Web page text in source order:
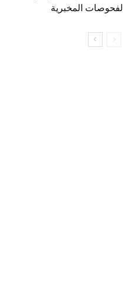
الفحوصات المخبرية